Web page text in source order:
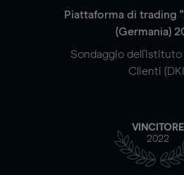
Piattaforma di trading
(Germania)
Sondaggio dell'Istituto
Clienti
VINCITORE
2022